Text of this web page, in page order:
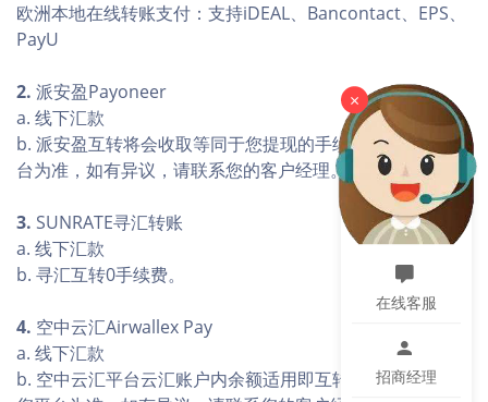
欧洲本地在线转账支付：支持iDEAL、Bancontact、EPS、
PayU
2. 派安盈Payoneer
a. 线下汇款
b. 派安盈互转将会收取等同于您提现的手续费，具体以您平
台为准，如有异议，请联系您的客户经理。
3. SUNRATE寻汇转账
a. 线下汇款
b. 寻汇互转0手续费。
4. 空中云汇Airwallex Pay
a. 线下汇款
b. 空中云汇平台云汇账户内余额适用即互转，手续费具体以
×
在线客服
招商经理